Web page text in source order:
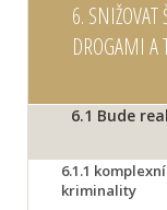
6.
DROGAMI A
6.1 Bude
6.1.1
kriminality